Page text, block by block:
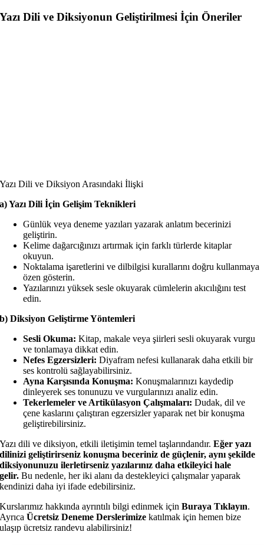
Yazı Dili ve Diksiyonun Geliştirilmesi İçin Öneriler
Yazı Dili ve Diksiyon Arasındaki İlişki
a) Yazı Dili İçin Gelişim Teknikleri
Günlük veya deneme yazıları yazarak anlatım becerinizi
geliştirin.
Kelime dağarcığınızı artırmak için farklı türlerde kitaplar
okuyun.
Noktalama işaretlerini ve dilbilgisi kurallarını doğru kullanmaya
özen gösterin.
Yazılarınızı yüksek sesle okuyarak cümlelerin akıcılığını test
edin.
b) Diksiyon Geliştirme Yöntemleri
Sesli Okuma: Kitap, makale veya şiirleri sesli okuyarak vurgu
ve tonlamaya dikkat edin.
Nefes Egzersizleri: Diyafram nefesi kullanarak daha etkili bir
ses kontrolü sağlayabilirsiniz.
Ayna Karşısında Konuşma: Konuşmalarınızı kaydedip
dinleyerek ses tonunuzu ve vurgularınızı analiz edin.
Tekerlemeler ve Artikülasyon Çalışmaları: Dudak, dil ve
çene kaslarını çalıştıran egzersizler yaparak net bir konuşma
geliştirebilirsiniz.
Yazı dili ve diksiyon, etkili iletişimin temel taşlarındandır.Eğer yazı
dilinizi geliştirirseniz konuşma beceriniz de güçlenir, aynı şekilde
diksiyonunuzu ilerletirseniz yazılarınız daha etkileyici hale
gelir. Bu nedenle, her iki alanı da destekleyici çalışmalar yaparak
kendinizi daha iyi ifade edebilirsiniz.
Kurslarımız hakkında ayrıntılı bilgi edinmek içinBuraya Tıklayın.
AyrıcaÜcretsiz Deneme Derslerimize katılmak için hemen bize
ulaşıp ücretsiz randevu alabilirsiniz!